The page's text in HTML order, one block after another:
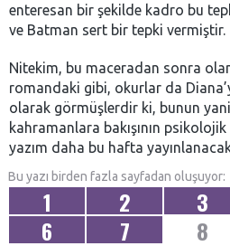
enteresan bir şekilde kadro bu
ve Batman sert bir tepki vermiştir.
Nitekim, bu maceradan sonra
romandaki gibi, okurlar da
olarak görmüşlerdir ki, bunun
kahramanlara bakışının
yazım daha bu hafta
Bu yazı birden fazla sayfadan oluşuyor:
1 2 3
6
7 8